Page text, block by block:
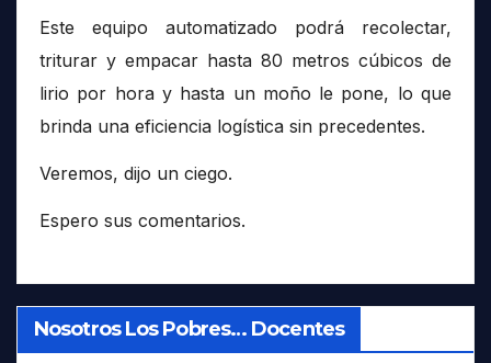
Este equipo automatizado podrá recolectar,
triturar y empacar hasta 80 metros cúbicos de
lirio por hora y hasta un moño le pone, lo que
brinda una eficiencia logística sin precedentes.
Veremos, dijo un ciego.
Espero sus comentarios.
Nosotros Los Pobres… Docentes